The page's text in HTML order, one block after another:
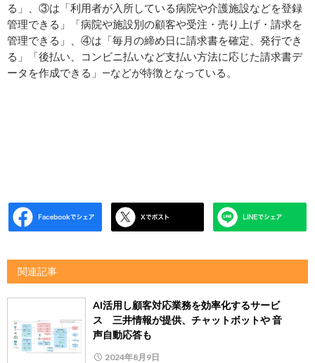
る」、③は「利用者が入所している病院や介護施設などを登録
管理できる」「病院や施設別の顧客や受注・売り上げ・請求を
管理できる」、④は「毎月の締め日に請求書を確定、発行でき
る」「後払い、コンビニ払いなど支払い方法に応じた請求書デ
ータを作成できる」―などが特徴となっている。
関連記事
AI活用し顧客対応業務を効率化するサービ
ス 三井情報が提供、チャットボットや 音
声自動応答も
2024年8月9日